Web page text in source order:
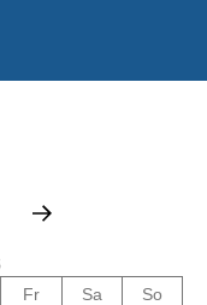
Fr Sa
So